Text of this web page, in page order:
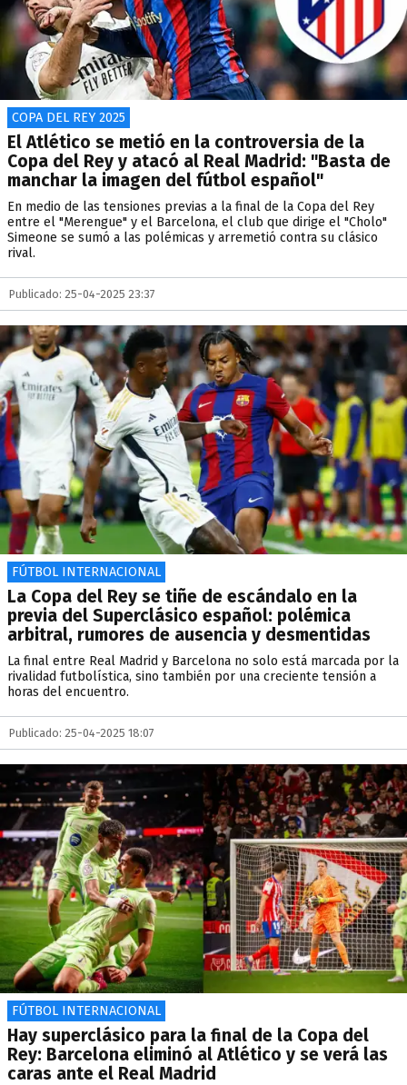
COPA DEL REY 2025
El Atlético se metió en la controversia de la
Copa del Rey y atacó al Real Madrid: "Basta de
manchar la imagen del fútbol español"
En medio de las tensiones previas a la final de la Copa del Rey
entre el "Merengue" y el Barcelona, el club que dirige el "Cholo"
Simeone se sumó a las polémicas y arremetió contra su clásico
rival.
Publicado: 25-04-2025 23:37
FÚTBOL INTERNACIONAL
La Copa del Rey se tiñe de escándalo en la
previa del Superclásico español: polémica
arbitral, rumores de ausencia y desmentidas
La final entre Real Madrid y Barcelona no solo está marcada por la
rivalidad futbolística, sino también por una creciente tensión a
horas del encuentro.
Publicado: 25-04-2025 18:07
FÚTBOL INTERNACIONAL
Hay superclásico para la final de la Copa del
Rey: Barcelona eliminó al Atlético y se verá las
caras ante el Real Madrid